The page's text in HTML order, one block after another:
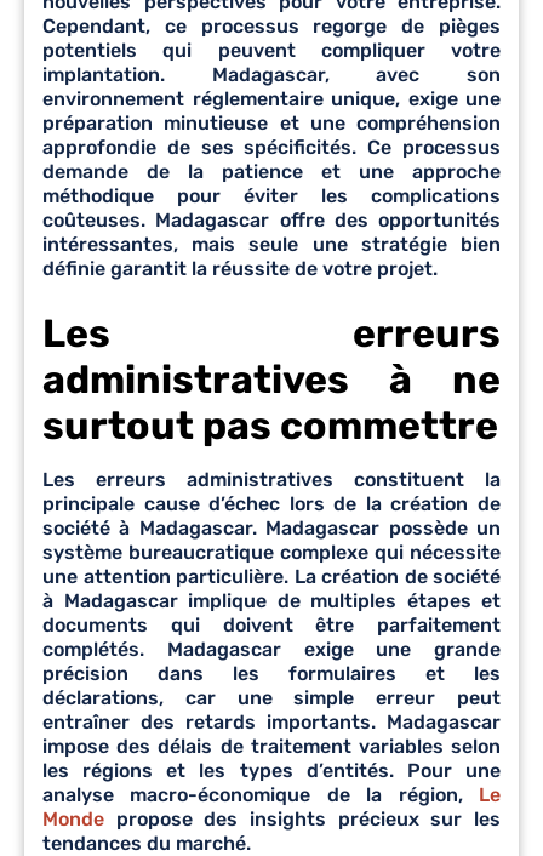
Cependant, ce processus regorge de pièges
potentiels qui peuvent compliquer votre
implantation. Madagascar, avec son
environnement réglementaire unique, exige une
préparation minutieuse et une compréhension
approfondie de ses spécificités. Ce processus
demande de la patience et une approche
méthodique pour éviter les complications
coûteuses. Madagascar offre des opportunités
intéressantes, mais seule une stratégie bien
définie garantit la réussite de votre projet.
Les erreurs
administratives à ne
surtout pas commettre
Les erreurs administratives constituent la
principale cause d’échec lors de la création de
société à Madagascar. Madagascar possède un
système bureaucratique complexe qui nécessite
une attention particulière. La création de société
à Madagascar implique de multiples étapes et
documents qui doivent être parfaitement
complétés. Madagascar exige une grande
précision dans les formulaires et les
déclarations, car une simple erreur peut
entraîner des retards importants. Madagascar
impose des délais de traitement variables selon
les régions et les types d’entités. Pour une
analyse macro-économique de la région, Le
Monde propose des insights précieux sur les
tendances du marché.